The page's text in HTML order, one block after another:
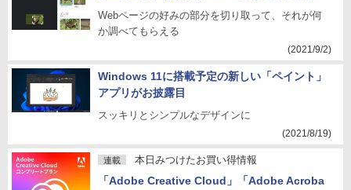
Webページの好みの部分を切り取って、それが何
か調べてもらえる
(2021/9/2)
Windows 11に搭載予定の新しい「ペイント」
アプリがお披露目
スッキリとシンプルなデザインに
(2021/8/19)
連載 本日みつけたお買い得情報
「Adobe Creative Cloud」「Adobe Acroba